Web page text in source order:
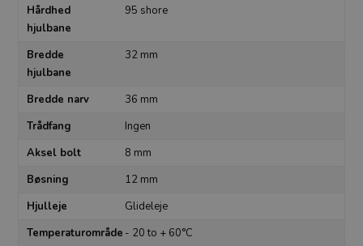
Hårdhed
hjulbane
95 shore
Bredde
hjulbane
32 mm
Bredde narv
36 mm
Trådfang
Ingen
Aksel bolt
8 mm
Bøsning
12 mm
Hjulleje
Glideleje
Temperaturområde - 20 to + 60°C